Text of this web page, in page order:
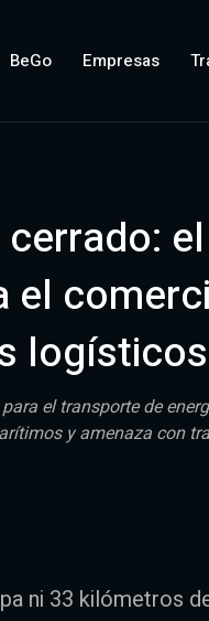
BeGo Empresas
el
el transporte de
y amenaza con
ni 33 kilómetros